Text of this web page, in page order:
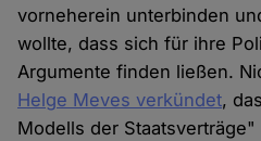
vorneherein unterbinden
wollte, dass sich für ihre
Argumente finden ließen.
Helge Meves verkündet,
Modells der